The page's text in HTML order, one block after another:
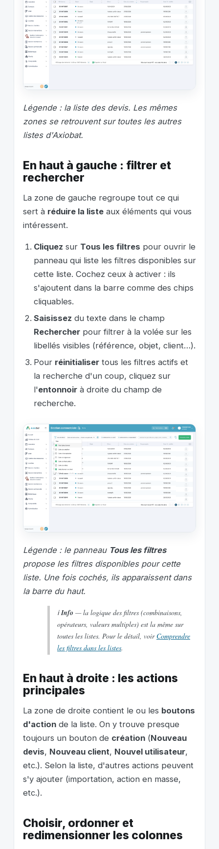
Légende : la liste des devis. Les mêmes
zones se retrouvent sur toutes les autres
listes d'Axiobat.
En haut à gauche : filtrer et
rechercher
La zone de gauche regroupe tout ce qui
sert à réduire la liste aux éléments qui vous
intéressent.
Cliquez sur Tous les filtres pour ouvrir le
panneau qui liste les filtres disponibles sur
cette liste. Cochez ceux à activer : ils
s'ajoutent dans la barre comme des chips
cliquables.
Saisissez du texte dans le champ
Rechercher pour filtrer à la volée sur les
libellés visibles (référence, objet, client…).
Pour réinitialiser tous les filtres actifs et
la recherche d'un coup, cliquez sur
l'entonnoir à droite du champ de
recherche.
Légende : le panneau Tous les filtres
propose les filtres disponibles pour cette
liste. Une fois cochés, ils apparaissent dans
la barre du haut.
ℹ️Info — la logique des filtres (combinaisons,
opérateurs, valeurs multiples) est la même sur
toutes les listes. Pour le détail, voir Comprendre
les filtres dans les listes.
En haut à droite : les actions
principales
La zone de droite contient le ou les boutons
d'action de la liste. On y trouve presque
toujours un bouton de création (Nouveau
devis, Nouveau client, Nouvel utilisateur,
etc.). Selon la liste, d'autres actions peuvent
s'y ajouter (importation, action en masse,
etc.).
Choisir, ordonner et
redimensionner les colonnes